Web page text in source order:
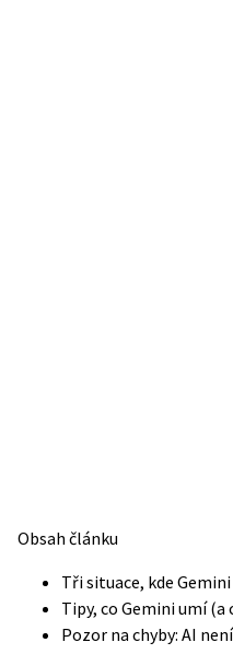
Obsah článku
Tři situace, kde
Tipy, co Gemini umí
Pozor na chyby: AI